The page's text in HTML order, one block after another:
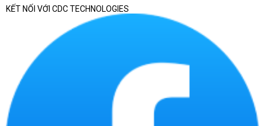
Máy in Laser đa chức năng Brother là gì?
Máy in Laser đa chức năng Brother là dòng sản phẩm máy tính tiên
tiến của hãng Brother Industries, một nhà sản xuất nổi tiếng trong
lĩnh vực công nghệ văn phòng. Máy in Laser đa chức năng Brother
kết hợp nhiều tính năng và chức năng trong một thiết bị đơn lẻ, giúp
người dùng thực hiện nhiều nhiệm vụ khác nhau như in ấn, sao
chép, quét và fax.
Với công nghệ Laser tiên tiến, máy in Brother đa chức năng cung
KẾT NỐI VỚI CDC TECHNOLOGIES